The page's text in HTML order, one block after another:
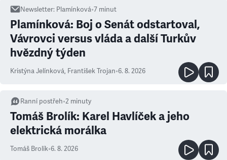
Newsletter: Plamínková•7 minut
Plamínková: Boj o Senát odstartoval,
Vávrovci versus vláda a další Turkův
hvězdný týden
Kristýna Jelínková, František Trojan•6. 8. 2026
Ranní postřeh•2 minuty
Tomáš Brolík: Karel Havlíček a jeho
elektrická morálka
Tomáš Brolík•6. 8. 2026